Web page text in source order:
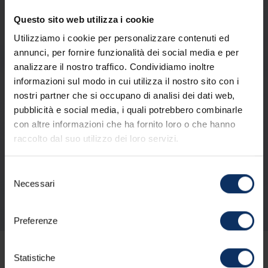
Questo sito web utilizza i cookie
Utilizziamo i cookie per personalizzare contenuti ed
annunci, per fornire funzionalità dei social media e per
analizzare il nostro traffico. Condividiamo inoltre
informazioni sul modo in cui utilizza il nostro sito con i
nostri partner che si occupano di analisi dei dati web,
pubblicità e social media, i quali potrebbero combinarle
con altre informazioni che ha fornito loro o che hanno
raccolto dal suo utilizzo dei loro servizi.
delNecessari
Preferenze
Statistiche